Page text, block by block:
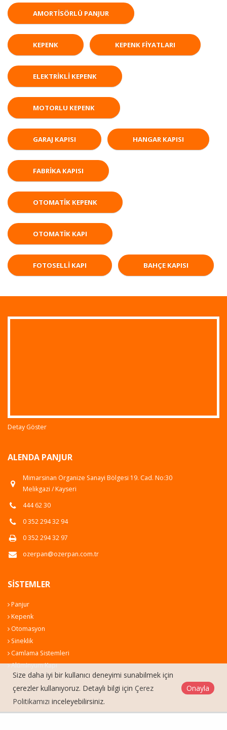
AMORTISÖRLÜ PANJUR
KEPENK KEPENK FIYATLARI
ELEKTRIKLI KEPENK
MOTORLU KEPENK
GARAJ KAPISI HANGAR KAPISI
FABRIKA KAPISI
OTOMATIK KEPENK
OTOMATIK KAPI
FOTOSELLI KAPI BAHÇE KAPISI
Detay Göster
ALENDA PANJUR
Mimarsinan Organize Sanayi Bölgesi 19. Cad. No:30
Melikgazi / Kayseri
444 62 30
0 352 294 32 94
0 352 294 32 97
ozerpan@ozerpan.com.tr
SISTEMLER
Panjur
Kepenk
Otomasyon
Sineklik
Camlama Sistemleri
Alüminyum Kapı
Size daha iyi bir kullanıcı deneyimi sunabilmek için
çerezler kullanıyoruz. Detaylı bilgi için Çerez
Politikamızı inceleyebilirsiniz.
Onayla